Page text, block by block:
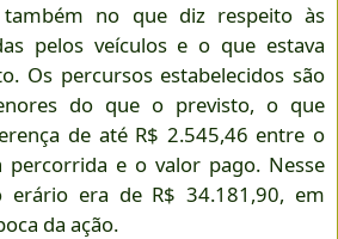
também no que diz respeito às
pelos veículos e o que estava
Os percursos estabelecidos são
do que o previsto, o que
de até R$ 2.545,46 entre o
percorrida e o valor pago. Nesse
erário era de R$ 34.181,90, em
da ação.